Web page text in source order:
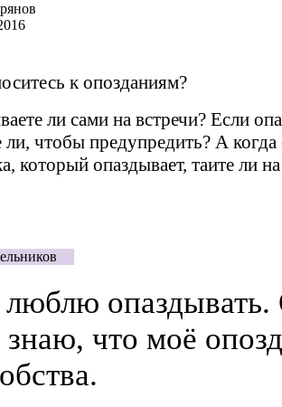
к опозданиям?
ли сами на встречи? Если
ли, чтобы предупредить? А
который опаздывает, таите ли
опаздывать.
знаю, что моё